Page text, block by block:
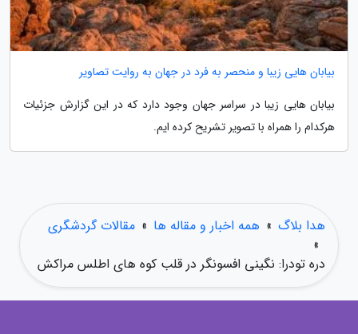
بیابان هایی زیبا و منحصر به فرد در جهان به روایت تصاویر
بیابان هایی زیبا در سراسر جهان وجود دارد که در این گزارش جزئیات
هرکدام را همراه با تصویر تشریح کرده ایم.
هدا بلاگ » همه اخبار و مقاله ها » مقالات گردشگری
»
دره تودرا: نگینی افسونگر در قلب کوه های اطلس مراکش